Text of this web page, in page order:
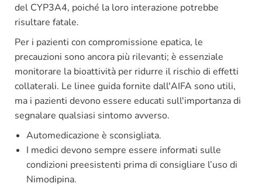
del CYP3A4, poiché la loro interazione potrebbe
risultare fatale.
Per i pazienti con compromissione epatica, le
precauzioni sono ancora più rilevanti; è essenziale
monitorare la bioattività per ridurre il rischio di effetti
collaterali. Le linee guida fornite dall'AIFA sono utili,
ma i pazienti devono essere educati sull'importanza di
segnalare qualsiasi sintomo avverso.
Automedicazione è sconsigliata.
I medici devono sempre essere informati sulle
condizioni preesistenti prima di consigliare l’uso di
Nimodipina.